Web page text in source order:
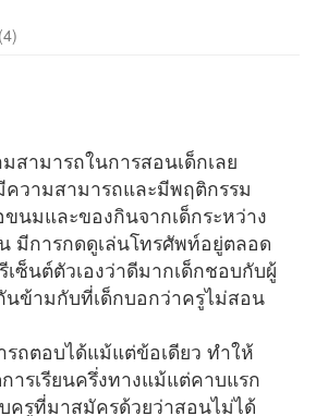
(4)
สามารถในการสอนเด็กเลย
วามสามารถและมีพฤติกรรม
นมและของกินจากเด็กระหว่าง
มีการกดดูเล่นโทรศัพท์อยู่ตลอด
ซ็นต์ตัวเองว่าดีมากเด็กชอบกับผู้
นข้ามกับที่เด็กบอกว่าครูไม่สอน
รถตอบได้แม้แต่ข้อเดียว ทำให้
ารเรียนครึ่งทางแม้แต่คาบแรก
ครูที่มาสมัครด้วยว่าสอนไม่ได้